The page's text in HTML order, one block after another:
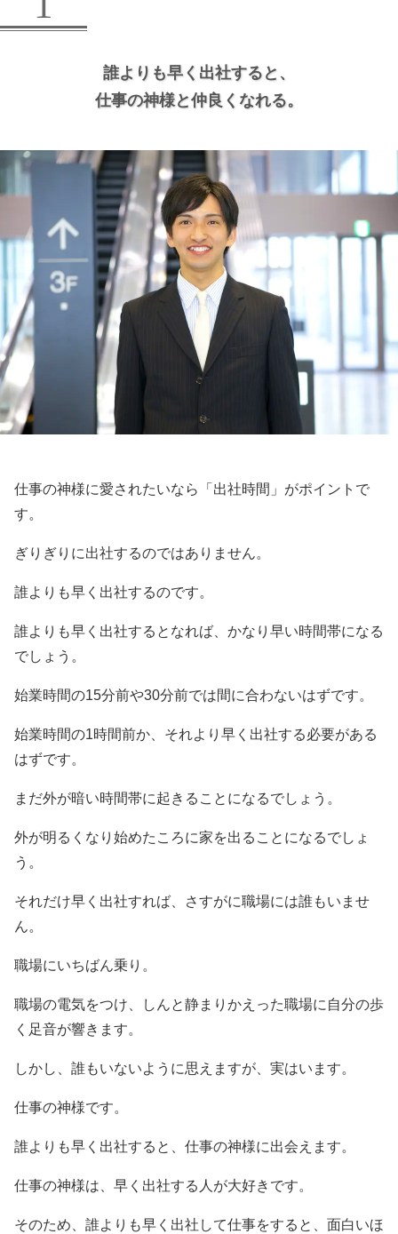
誰よりも早く出社すると、
仕事の神様と仲良くなれる。
仕事の神様に愛されたいなら「出社時間」がポイントで
す。
ぎりぎりに出社するのではありません。
誰よりも早く出社するのです。
誰よりも早く出社するとなれば、かなり早い時間帯になる
でしょう。
始業時間の15分前や30分前では間に合わないはずです。
始業時間の1時間前か、それより早く出社する必要がある
はずです。
まだ外が暗い時間帯に起きることになるでしょう。
外が明るくなり始めたころに家を出ることになるでしょ
う。
それだけ早く出社すれば、さすがに職場には誰もいませ
ん。
職場にいちばん乗り。
職場の電気をつけ、しんと静まりかえった職場に自分の歩
く足音が響きます。
しかし、誰もいないように思えますが、実はいます。
仕事の神様です。
誰よりも早く出社すると、仕事の神様に出会えます。
仕事の神様は、早く出社する人が大好きです。
そのため、誰よりも早く出社して仕事をすると、面白いほ